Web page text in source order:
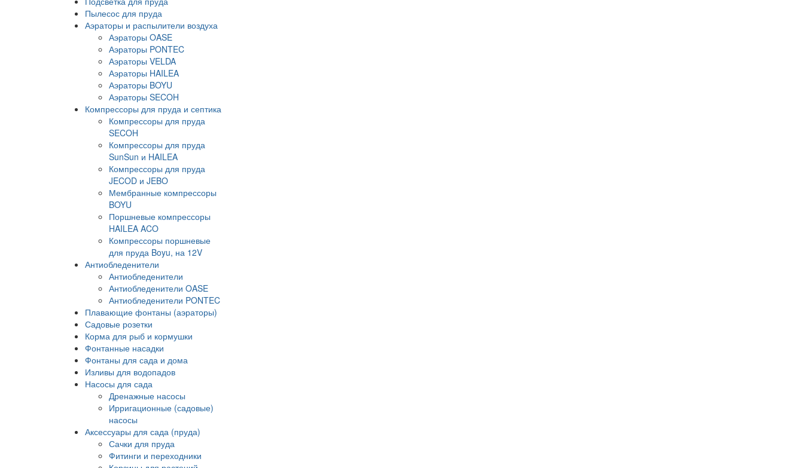
Пылесос для пруда
Аэраторы и распылители воздуха
Аэраторы OASE
Аэраторы PONTEC
Аэраторы VELDA
Аэраторы HAILEA
Аэраторы BOYU
Аэраторы SECOH
Компрессоры для пруда и септика
Компрессоры для пруда
SECOH
Компрессоры для пруда
SunSun и HAILEA
Компрессоры для пруда
JECOD и JEBO
Мембранные компрессоры
BOYU
Поршневые компрессоры
HAILEA ACO
Компрессоры поршневые
для пруда Boyu, на 12V
Антиобледенители
Антиобледенители
Антиобледенители OASE
Антиобледенители PONTEC
Плавающие фонтаны (аэраторы)
Садовые розетки
Корма для рыб и кормушки
Фонтанные насадки
Фонтаны для сада и дома
Изливы для водопадов
Насосы для сада
Дренажные насосы
Ирригационные (садовые)
насосы
Аксессуары для сада (пруда)
Сачки для пруда
Фитинги и переходники